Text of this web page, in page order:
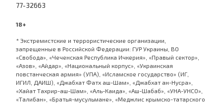
77-32663
18+
* Экстремистские и террористические организации,
запрещенные в Российской Федерации: ГУР Украины, ВО
«Свобода», «Чеченская Республика Ичкерия», «Правый сектор»,
«Азов», «Айдар», «Национальный корпус», «Украинская
повстанческая армия» (УПА), «Исламское государство» (ИГ,
ИГИЛ, ДАИШ), «Джабхат Фатх аш-Шам», «Джабхат ан-Нусра»,
«Хайат Тахрир-аш-Шам», «Аль-Каида», «Аш-Шабаб», «УНА-УНСО»,
«Талибан», «Братья-мусульмане», «Меджлис крымско-татарского